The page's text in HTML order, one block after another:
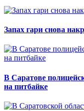
Запах гари снова
В Саратове
на питбайке